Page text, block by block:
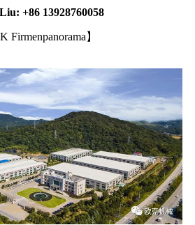
+86 13928760058
Firmenpanorama 】